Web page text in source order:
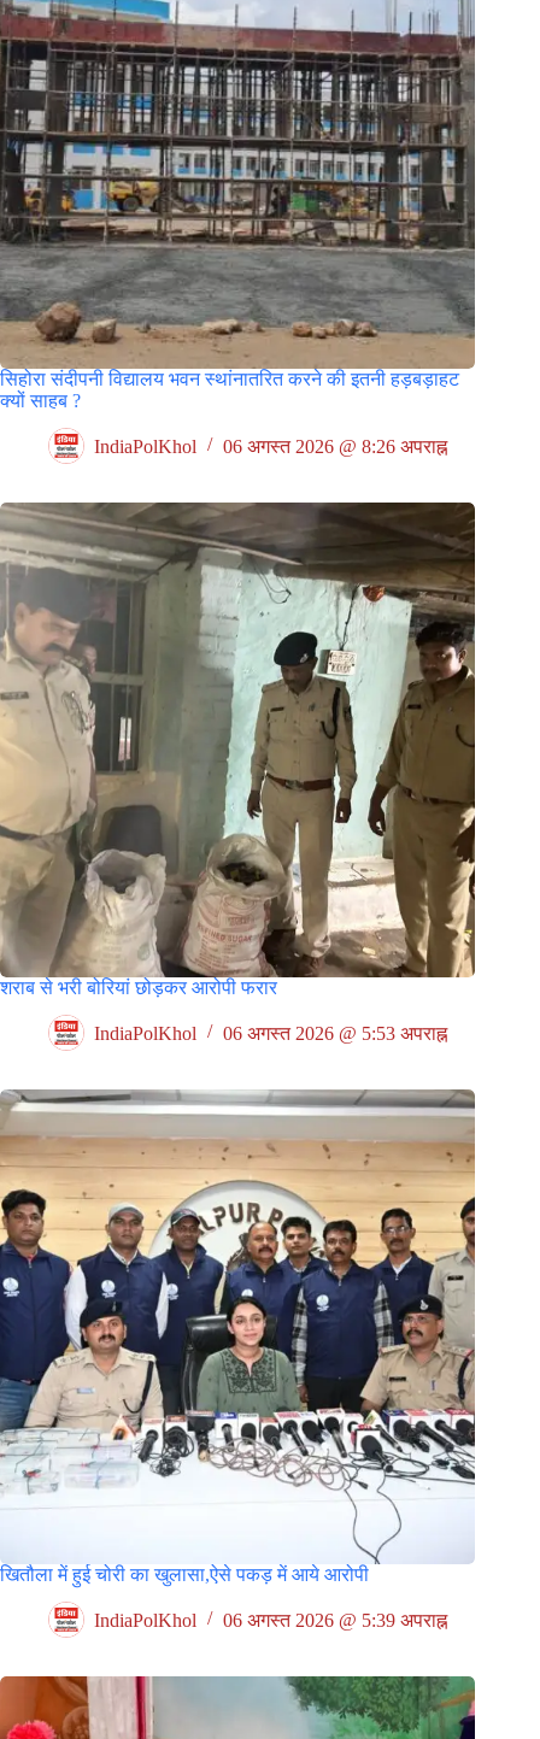
सिहोरा संदीपनी विद्यालय भवन स्थांनातरित करने की इतनी हड़बड़ाहट
क्यों साहब ?
IndiaPolKhol 06 अगस्त 2026 @ 8:26 अपराह्न
शराब से भरी बोरियां छोड़कर आरोपी फरार
IndiaPolKhol 06 अगस्त 2026 @ 5:53 अपराह्न
खितौला में हुई चोरी का खुलासा,ऐसे पकड़ में आये आरोपी
IndiaPolKhol 06 अगस्त 2026 @ 5:39 अपराह्न